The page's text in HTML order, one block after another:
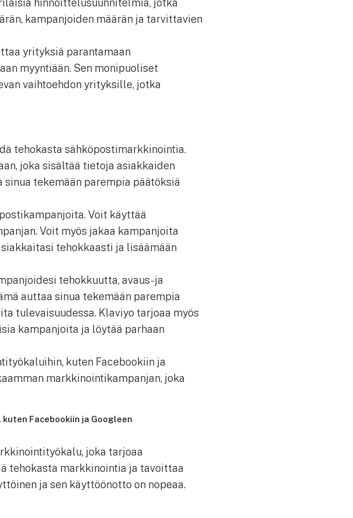
hinnoittelusuunnitelmia, jotka
kampanjoiden määrän ja tarvittavien
yrityksiä parantamaan
myyntiään. Sen monipuoliset
vaihtoehdon yrityksille, jotka
tehokasta sähköpostimarkkinointia.
joka sisältää tietoja asiakkaiden
tekemään parempia päätöksiä
Voit käyttää
Voit myös jakaa kampanjoita
tehokkaasti ja lisäämään
tehokkuutta, avaus- ja
auttaa sinua tekemään parempia
tulevaisuudessa. Klaviyo tarjoaa myös
kampanjoita ja löytää parhaan
kuten Facebookiin ja
markkinointikampanjan, joka
Facebookiin ja Googleen
joka tarjoaa
tehokasta markkinointia ja tavoittaa
ja sen käyttöönotto on nopeaa.